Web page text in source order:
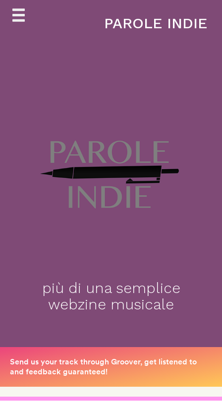
Skip
PAROLE INDIE
più di una semplice
webzine musicale